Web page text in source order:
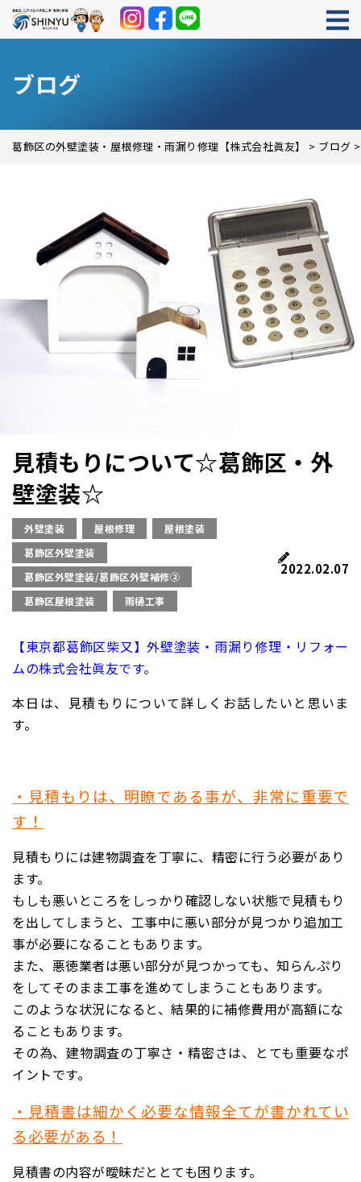
ブログ
葛飾区の外壁塗装・屋根修理・雨漏り修理【株式会社眞友】 > ブログ
見積もりについて☆葛飾区・外
壁塗装☆
外壁塗装 屋根修理
屋根塗装
葛飾区外壁塗装
葛飾区外壁塗装/葛飾区外壁補修②
葛飾区屋根塗装
雨樋工事
2022.02.07
【東京都葛飾区柴又】外壁塗装・雨漏り修理・リフォー
ムの株式会社眞友です。
本日は、見積もりについて詳しくお話したいと思いま
す。
・見積もりは、明瞭である事が、非常に重要で
す！
見積もりには建物調査を丁寧に、精密に行う必要があり
ます。
もしも悪いところをしっかり確認しない状態で見積もり
を出してしまうと、工事中に悪い部分が見つかり追加工
事が必要になることもあります。
また、悪徳業者は悪い部分が見つかっても、知らんぷり
をしてそのまま工事を進めてしまうこともあります。
このような状況になると、結果的に補修費用が高額にな
ることもあります。
その為、建物調査の丁寧さ・精密さは、 とても重要なポ
イントです。
・見積書は細かく必要な情報全てが書かれてい
る必要がある！
見積書の内容が曖昧だととても困ります。